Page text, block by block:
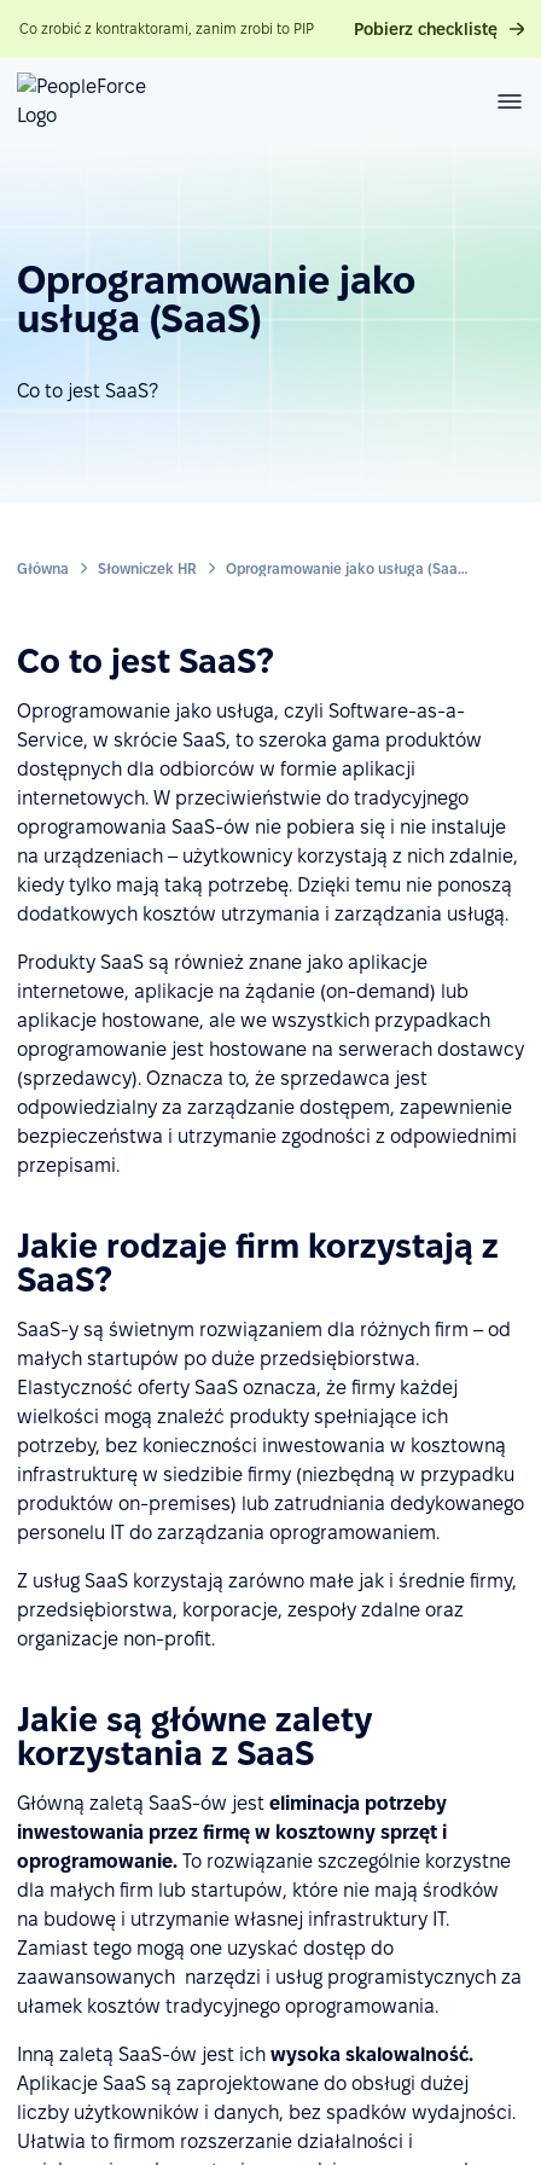
Co zrobić z kontraktorami, zanim zrobi to PIP Pobierz checklistę
Oprogramowanie jako
usługa (SaaS)
Co to jest SaaS?
Główna Słowniczek HR Oprogramowanie jako usługa (SaaS)
Co to jest SaaS?
Oprogramowanie jako usługa, czyli Software-as-a-
Service, w skrócie SaaS, to szeroka gama produktów
dostępnych dla odbiorców w formie aplikacji
internetowych. W przeciwieństwie do tradycyjnego
oprogramowania SaaS-ów nie pobiera się i nie instaluje
na urządzeniach – użytkownicy korzystają z nich zdalnie,
kiedy tylko mają taką potrzebę. Dzięki temu nie ponoszą
dodatkowych kosztów utrzymania i zarządzania usługą.
Produkty SaaS są również znane jako aplikacje
internetowe, aplikacje na żądanie (on-demand) lub
aplikacje hostowane, ale we wszystkich przypadkach
oprogramowanie jest hostowane na serwerach dostawcy
(sprzedawcy). Oznacza to, że sprzedawca jest
odpowiedzialny za zarządzanie dostępem, zapewnienie
bezpieczeństwa i utrzymanie zgodności z odpowiednimi
przepisami.
Jakie rodzaje firm korzystają z
SaaS?
SaaS-y są świetnym rozwiązaniem dla różnych firm – od
małych startupów po duże przedsiębiorstwa.
Elastyczność oferty SaaS oznacza, że firmy każdej
wielkości mogą znaleźć produkty spełniające ich
potrzeby, bez konieczności inwestowania w kosztowną
infrastrukturę w siedzibie firmy (niezbędną w przypadku
produktów on-premises) lub zatrudniania dedykowanego
personelu IT do zarządzania oprogramowaniem.
Z usług SaaS korzystają zarówno małe jak i średnie firmy,
przedsiębiorstwa, korporacje, zespoły zdalne oraz
organizacje non-profit.
Jakie są główne zalety
korzystania z SaaS
Główną zaletą SaaS-ów jest eliminacja potrzeby
inwestowania przez firmę w kosztowny sprzęt i
oprogramowanie. To rozwiązanie szczególnie korzystne
dla małych firm lub startupów, które nie mają środków
na budowę i utrzymanie własnej infrastruktury IT.
Zamiast tego mogą one uzyskać dostęp do
zaawansowanych narzędzi i usług programistycznych za
ułamek kosztów tradycyjnego oprogramowania.
Inną zaletą SaaS-ów jest ich wysoka skalowalność.
Aplikacje SaaS są zaprojektowane do obsługi dużej
liczby użytkowników i danych, bez spadków wydajności.
Ułatwia to firmom rozszerzanie działalności i